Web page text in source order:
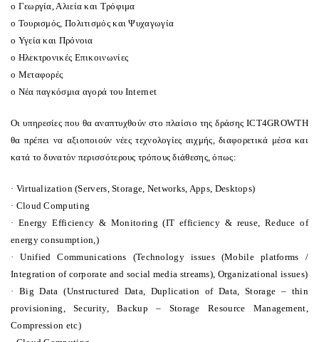
o Γεωργία, Αλιεία και Τρόφιμα
o Τουρισμός, Πολιτισμός και Ψυχαγωγία
o Υγεία και Πρόνοια
o Ηλεκτρονικές Επικοινωνίες
o Μεταφορές
o Νέα παγκόσμια αγορά του Internet
Οι υπηρεσίες που θα αναπτυχθούν στο πλαίσιο της δράσης ICT4GROWTH
θα πρέπει να αξιοποιούν νέες τεχνολογίες αιχμής, διαφορετικά μέσα και
κατά το δυνατόν περισσότερους τρόπους διάθεσης, όπως:
· Virtualization (Servers, Storage, Networks, Apps, Desktops)
· Cloud Computing
· Energy Efficiency & Monitoring (IT efficiency & reuse, Reduce of
energy consumption,)
·Unified Communications (Technology issues (Mobile platforms /
Integration of corporate and social media streams), Organizational issues)
· Big Data (Unstructured Data, Duplication of Data, Storage – thin
provisioning, Security, Backup – Storage Resource Management,
Compression etc)